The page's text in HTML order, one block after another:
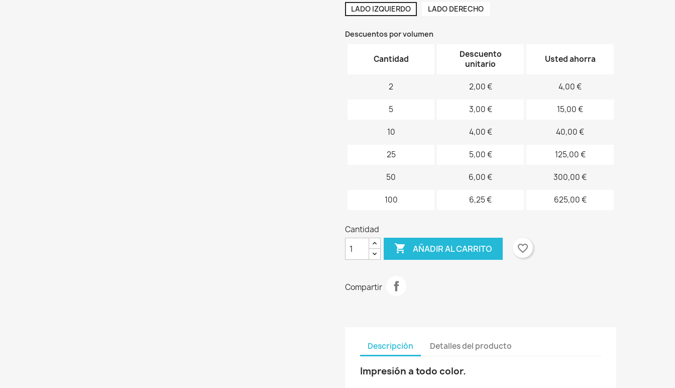
LADO IZQUIERDO LADO DERECHO
Descuentos por volumen
Cantidad
Descuento
unitario
Usted ahorra
2 2,00 € 4,00 €
5 3,00 € 15,00 €
10 4,00 € 40,00 €
25 5,00 € 125,00 €
50 6,00 € 300,00 €
100 6,25 € 625,00 €
Cantidad
 AÑADIR AL CARRITO favorite_border
Compartir
Descripción Detalles del producto
Impresión a todo color.